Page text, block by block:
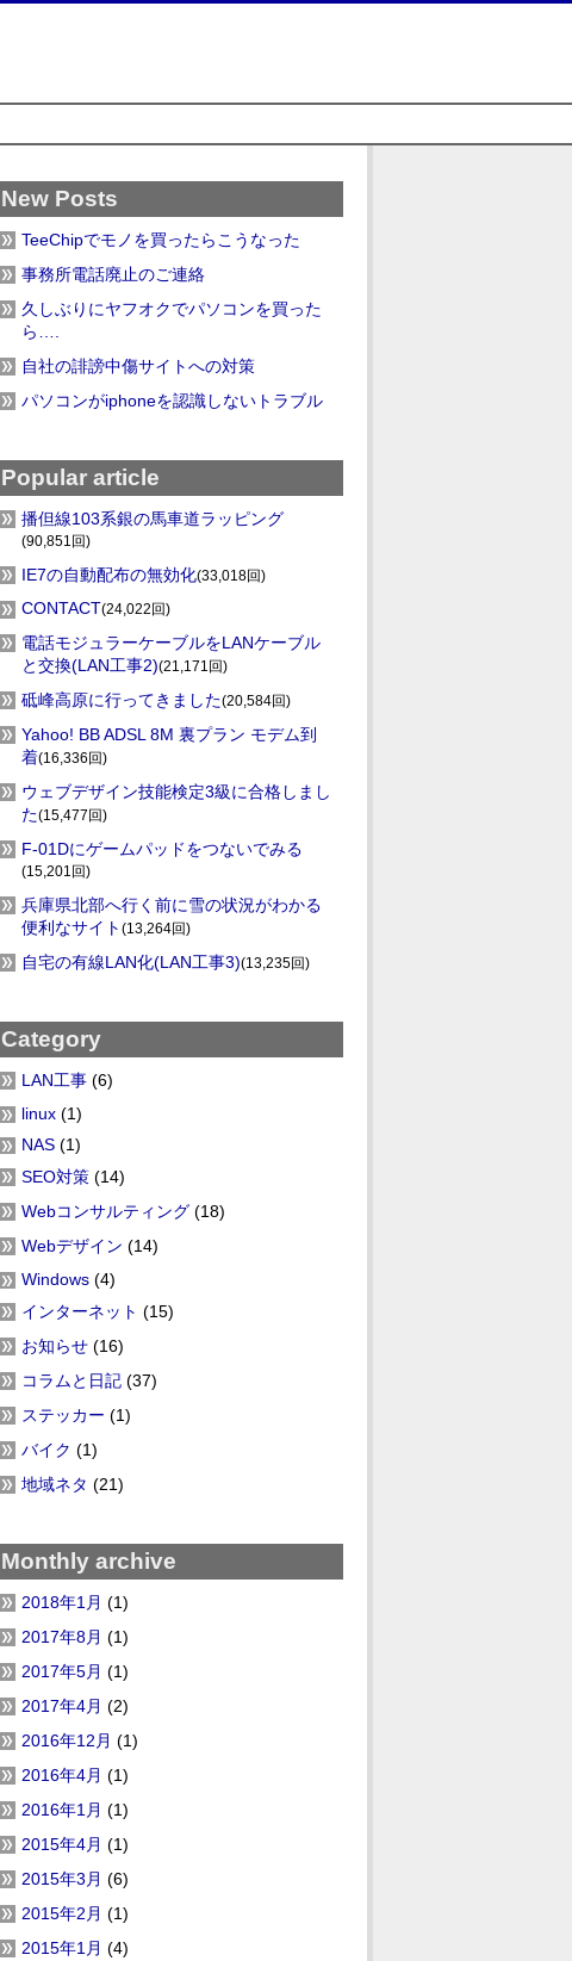
New Posts
TeeChipでモノを買ったらこうなった
事務所電話廃止のご連絡
久しぶりにヤフオクでパソコンを買った
ら….
自社の誹謗中傷サイトへの対策
パソコンがiphoneを認識しないトラブル
Popular article
播但線103系銀の馬車道ラッピング
(90,851回)
IE7の自動配布の無効化(33,018回)
CONTACT(24,022回)
電話モジュラーケーブルをLANケーブル
と交換(LAN工事2)(21,171回)
砥峰高原に行ってきました(20,584回)
Yahoo! BB ADSL 8M 裏プラン モデム到
着(16,336回)
ウェブデザイン技能検定3級に合格しまし
た(15,477回)
F-01Dにゲームパッドをつないでみる
(15,201回)
兵庫県北部へ行く前に雪の状況がわかる
便利なサイト (13,264回)
自宅の有線LAN化(LAN工事3)(13,235回)
Category
LAN工事 (6)
linux (1)
NAS (1)
SEO対策 (14)
Webコンサルティング (18)
Webデザイン (14)
Windows (4)
インターネット (15)
お知らせ (16)
コラムと日記 (37)
ステッカー (1)
バイク (1)
地域ネタ (21)
Monthly archive
2018年1月 (1)
2017年8月 (1)
2017年5月 (1)
2017年4月 (2)
2016年12月 (1)
2016年4月 (1)
2016年1月 (1)
2015年4月 (1)
2015年3月 (6)
2015年2月 (1)
2015年1月 (4)